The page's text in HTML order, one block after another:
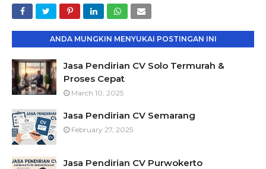
ANDA MUNGKIN MENYUKAI POSTINGAN INI
Jasa Pendirian CV Solo Termurah &
Proses Cepat
March 10, 2025
Jasa Pendirian CV Semarang
February 27, 2025
Jasa Pendirian CV Purwokerto